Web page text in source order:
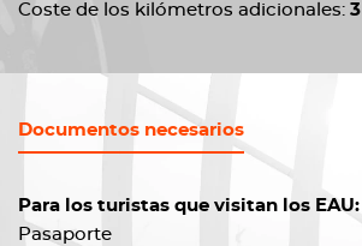
Coste de los kilómetros adicionales: 3
Documentos necesarios
Para los turistas que visitan los EAU:
Pasaporte